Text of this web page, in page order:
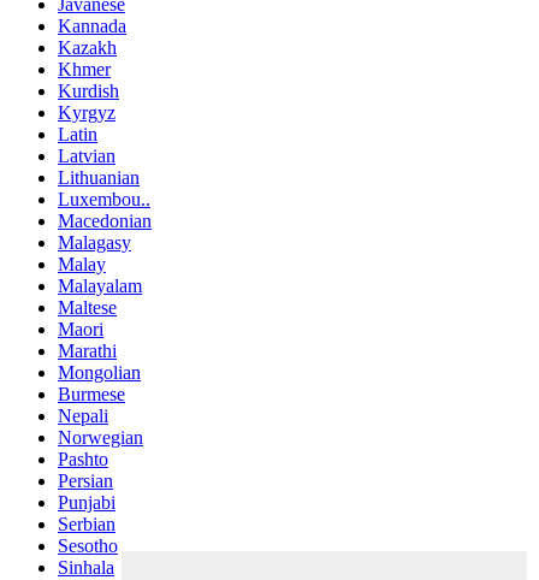
Javanese
Kannada
Kazakh
Khmer
Kurdish
Kyrgyz
Latin
Latvian
Lithuanian
Luxembou..
Macedonian
Malagasy
Malay
Malayalam
Maltese
Maori
Marathi
Mongolian
Burmese
Nepali
Norwegian
Pashto
Persian
Punjabi
Serbian
Sesotho
Sinhala